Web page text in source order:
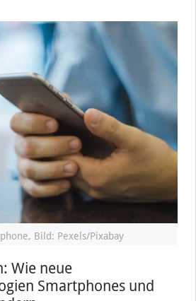
Bild: Pexels/Pixabay
Wie neue
Smartphones und